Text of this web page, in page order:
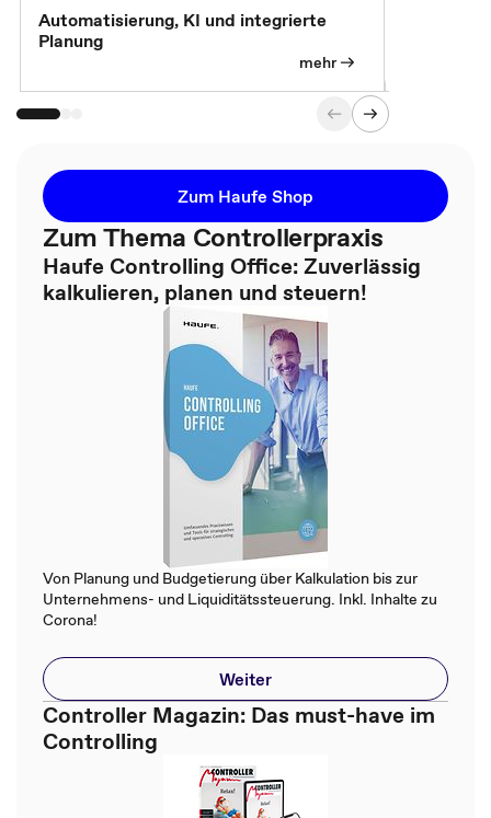
Automatisierung, KI und integrierte
Planung
mehr
Zum Haufe Shop
Zum Thema Controllerpraxis
Haufe Controlling Office: Zuverlässig
kalkulieren, planen und steuern!
Von Planung und Budgetierung über Kalkulation bis zur
Unternehmens- und Liquiditätssteuerung. Inkl. Inhalte zu
Corona!
Weiter
Controller Magazin: Das must-have im
Controlling